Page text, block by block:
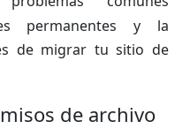
permanentes y la
de migrar tu sitio de
de archivo